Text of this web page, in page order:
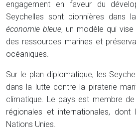
engagement en faveur du
Seychelles sont pionnières dans
économie bleue, un modèle qui
des ressources marines et
océaniques.
Sur le plan diplomatique, les
dans la lutte contre la piraterie
climatique. Le pays est membre
régionales et internationales, dont
Nations Unies.